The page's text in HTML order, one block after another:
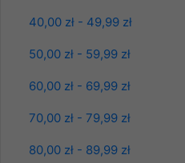
40,00 zł - 49,99 zł
50,00 zł - 59,99 zł
60,00 zł - 69,99 zł
70,00 zł - 79,99 zł
80,00 zł - 89,99 zł